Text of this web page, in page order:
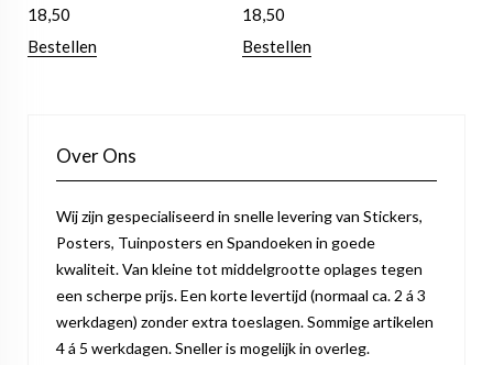
18,50
Bestellen
18,50
Bestellen
Over Ons
Wij zijn gespecialiseerd in snelle levering van Stickers,
Posters, Tuinposters en Spandoeken in goede
kwaliteit. Van kleine tot middelgrootte oplages tegen
een scherpe prijs. Een korte levertijd (normaal ca. 2 á 3
werkdagen) zonder extra toeslagen. Sommige artikelen
4 á 5 werkdagen. Sneller is mogelijk in overleg.